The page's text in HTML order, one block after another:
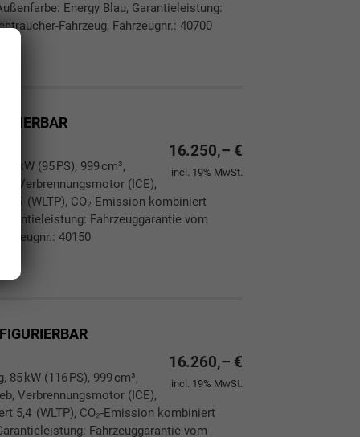
Energy Blau, Garantieleistung:
Fahrzeug, Fahrzeugnr.: 40700
16.250,– €
incl. 19% MwSt.
kW (95 PS), 999 cm³,
Verbrennungsmotor (ICE),
5 (WLTP), CO₂-Emission kombiniert
Fahrzeuggarantie vom
40150
16.260,– €
incl. 19% MwSt.
85 kW (116 PS), 999 cm³,
Verbrennungsmotor (ICE),
5,4 (WLTP), CO₂-Emission kombiniert
Fahrzeuggarantie vom